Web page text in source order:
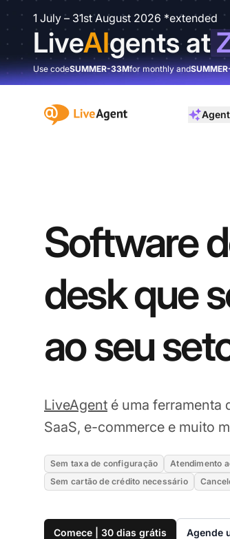
1 July – 31st August 2026 *extended
LiveAIgents at
Use codeSUMMER-33Mfor monthly and
:site.title
Software
desk que
ao seu
LiveAgent é uma ferramenta
SaaS, e-commerce e muito
Sem taxa de configuração
Atendimento
Sem cartão de crédito necessário
Comece | 30 dias grátis Agende